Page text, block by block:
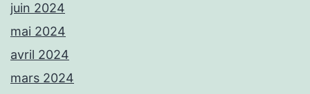
juin 2024
mai 2024
avril 2024
mars 2024